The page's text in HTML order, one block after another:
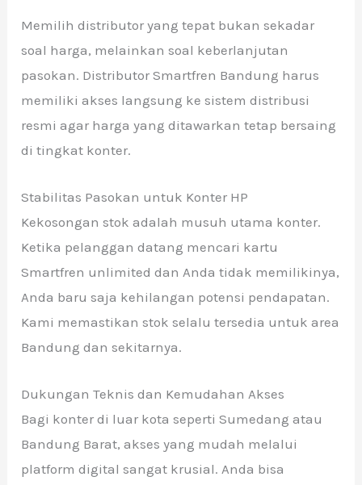
Memilih distributor yang tepat bukan sekadar
soal harga, melainkan soal keberlanjutan
pasokan. Distributor Smartfren Bandung harus
memiliki akses langsung ke sistem distribusi
resmi agar harga yang ditawarkan tetap bersaing
di tingkat konter.
Stabilitas Pasokan untuk Konter HP
Kekosongan stok adalah musuh utama konter.
Ketika pelanggan datang mencari kartu
Smartfren unlimited dan Anda tidak memilikinya,
Anda baru saja kehilangan potensi pendapatan.
Kami memastikan stok selalu tersedia untuk area
Bandung dan sekitarnya.
Dukungan Teknis dan Kemudahan Akses
Bagi konter di luar kota seperti Sumedang atau
Bandung Barat, akses yang mudah melalui
platform digital sangat krusial. Anda bisa